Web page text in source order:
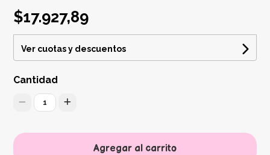
$17.927,89
Ver cuotas y descuentos
Cantidad
1
Agregar al carrito